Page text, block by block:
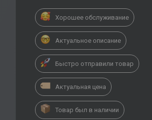
Хорошее обслуживание
Актуальное описание
Быстро отправили товар
Актуальная цена
Товар был в наличии